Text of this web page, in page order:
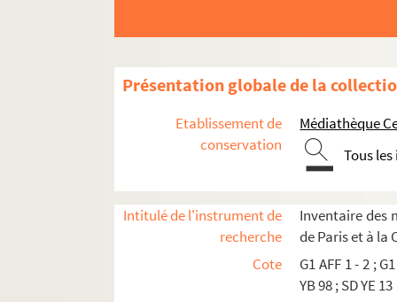
Présentation globale de la
Etablissement de
conservation
Médiathèque
Tous
Intitulé de l'instrument de
recherche
Inventaire des
de Paris et à la
Cote
G1 AFF 1 - 2 ;
YB 98 ; SD YE 13
RC MSS905. Lettre à Vuillaume lui annonçant
RC MSS906-RC MSS910. Lettres de
RC MSS912-RC MSS915. 4 lettres
RC MSS916-RC MSS918. Martelet, 3 lettres
RC MSS920. Lettre à Vuillaume, 23.6.1910
RC MSS921. Lettre à Vuillaume, envoyée de
RC MSS922. Lettre de Genève à Vuillaume, 7
RC MSS923. Lettre de Lupicin Paget à